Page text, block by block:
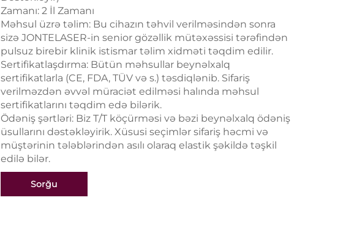
Zamanı: 2 İl Zamanı
Məhsul üzrə təlim: Bu cihazın təhvil verilməsindən sonra
sizə JONTELASER-in senior gözəllik mütəxəssisi tərəfindən
pulsuz birebir klinik istismar təlim xidməti təqdim edilir.
Sertifikatlaşdırma: Bütün məhsullar beynəlxalq
sertifikatlarla (CE, FDA, TÜV və s.) təsdiqlənib. Sifariş
verilməzdən əvvəl müraciət edilməsi halında məhsul
sertifikatlarını təqdim edə bilərik.
Ödəniş şərtləri: Biz T/T köçürməsi və bəzi beynəlxalq ödəniş
üsullarını dəstəkləyirik. Xüsusi seçimlər sifariş həcmi və
müştərinin tələblərindən asılı olaraq elastik şəkildə təşkil
edilə bilər.
Sorğu